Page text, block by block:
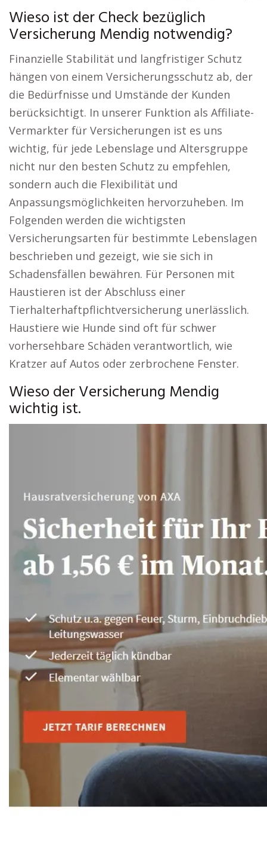
Wieso ist der Check bezüglich
Versicherung Mendig notwendig?
Finanzielle Stabilität und langfristiger Schutz
hängen von einem Versicherungsschutz ab, der
die Bedürfnisse und Umstände der Kunden
berücksichtigt. In unserer Funktion als Affiliate-
Vermarkter für Versicherungen ist es uns
wichtig, für jede Lebenslage und Altersgruppe
nicht nur den besten Schutz zu empfehlen,
sondern auch die Flexibilität und
Anpassungsmöglichkeiten hervorzuheben. Im
Folgenden werden die wichtigsten
Versicherungsarten für bestimmte Lebenslagen
beschrieben und gezeigt, wie sie sich in
Schadensfällen bewähren. Für Personen mit
Haustieren ist der Abschluss einer
Tierhalterhaftpflichtversicherung unerlässlich.
Haustiere wie Hunde sind oft für schwer
vorhersehbare Schäden verantwortlich, wie
Kratzer auf Autos oder zerbrochene Fenster.
Wieso der Versicherung Mendig
wichtig ist.